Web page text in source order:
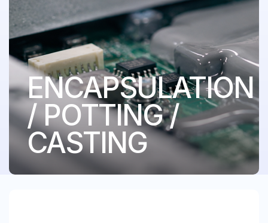
ENCAPSULATION
/ POTTING /
CASTING